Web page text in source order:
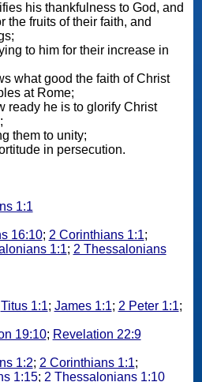
his thankfulness to God, and
the fruits of their faith, and
to him for their increase in
what good the faith of Christ
at Rome;
ready he is to glorify Christ
them to unity;
in persecution.
1:1
16:10; 2 Corinthians 1:1;
1:1; 2 Thessalonians
Titus 1:1; James 1:1; 2 Peter 1:1;
19:10; Revelation 22:9
1:2; 2 Corinthians 1:1;
1:15; 2 Thessalonians 1:10